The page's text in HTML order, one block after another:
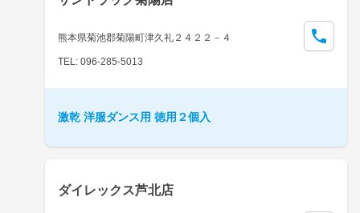
熊本県菊池郡菊陽町津久礼２４２２－４
TEL: 096-285-5013
激乾 洋服ダンス用 徳用２個入
ダイレックス芦北店